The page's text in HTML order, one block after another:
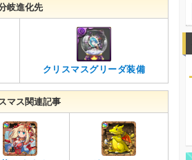
岐進化先
クリスマスグリーダ装備
マス関連記事